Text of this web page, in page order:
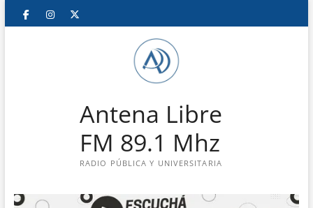
Saltar
FacebookInstagram
Antena Libre
FM 89.1 Mhz
RADIO PÚBLICA Y UNIVERSITARIA